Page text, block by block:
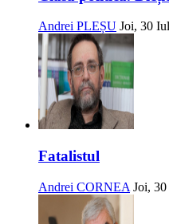
Andrei PLEȘU Joi, 30 Iul
Fatalistul
Andrei CORNEA Joi,